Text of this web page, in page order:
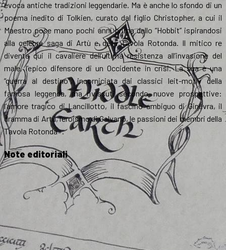
evoca antiche tradizioni leggendarie. Ma è anche lo sfondo di un
poema inedito di Tolkien, curato dal figlio Christopher, a cui il
Maestro pose mano pochi anni prima dello “Hobbit” ispirandosi
alla celebre saga di Artù e della Tavola Rotonda. Il mitico re
diventa qui il cavaliere dell’ultima resistenza all’invasione del
male, l’epico difensore di un Occidente in crisi. La sua è una
“guerra al destino”, incorniciata dai classici leit-motiv della
famosa leggenda, ma rivissuti secondo nuove prospettive:
l’amore tragico di Lancillotto, il fascino ambiguo di Ginevra, il
dramma di Artù, l’eroismo di Galvano, le passioni dei membri della
Tavola Rotonda».
Note editoriali